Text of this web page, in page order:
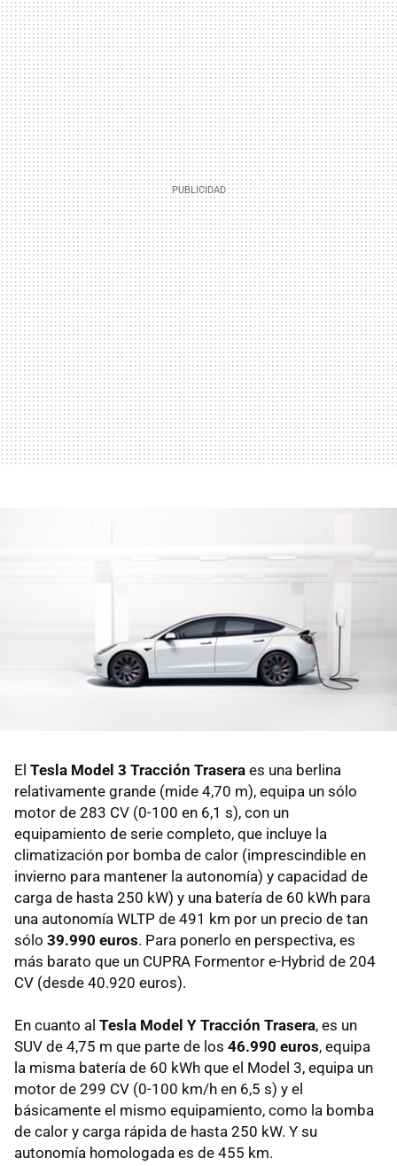
El Tesla Model 3 Tracción Trasera es una berlina
relativamente grande (mide 4,70 m), equipa un sólo
motor de 283 CV (0-100 en 6,1 s), con un
equipamiento de serie completo, que incluye la
climatización por bomba de calor (imprescindible en
invierno para mantener la autonomía) y capacidad de
carga de hasta 250 kW) y una batería de 60 kWh para
una autonomía WLTP de 491 km por un precio de tan
sólo 39.990 euros. Para ponerlo en perspectiva, es
más barato que un CUPRA Formentor e-Hybrid de 204
CV (desde 40.920 euros).
En cuanto al Tesla Model Y Tracción Trasera, es un
SUV de 4,75 m que parte de los 46.990 euros, equipa
la misma batería de 60 kWh que el Model 3, equipa un
motor de 299 CV (0-100 km/h en 6,5 s) y el
básicamente el mismo equipamiento, como la bomba
de calor y carga rápida de hasta 250 kW. Y su
autonomía homologada es de 455 km.